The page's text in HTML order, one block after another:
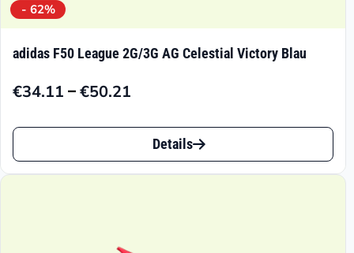
- 62%
adidas F50 League 2G/3G AG Celestial Victory Blau
€34.11 –€50.21
Preisspanne:
€50.21
Dieses
Produkt
Details